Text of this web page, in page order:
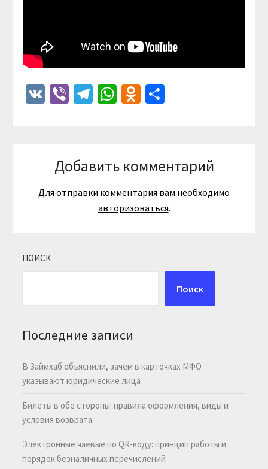
VKViberTelegram
WhatsApp
Odnoklassniki
Отправить
Добавить комментарий
Для отправки комментария вам необходимо
авторизоваться.
ПОИСК
Поиск
Последние записи
В Займхаб объяснили, зачем в карточках МФО
указывают юридические лица
Билеты в обе стороны: правила оформления, виды и
условия возврата
Электронные чаевые по QR-коду: принцип работы и
порядок безналичных перечислений